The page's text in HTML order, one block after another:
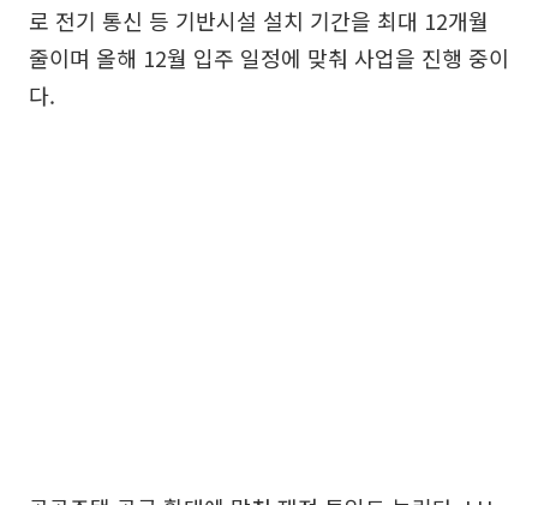
로 전기 통신 등 기반시설 설치 기간을 최대 12개월
줄이며 올해 12월 입주 일정에 맞춰 사업을 진행 중이
다.